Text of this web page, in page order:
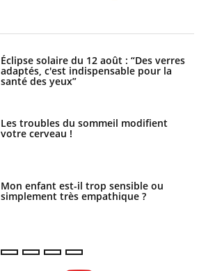
Éclipse solaire du 12 août : “Des verres
adaptés, c'est indispensable pour la
santé des yeux”
Les troubles du sommeil modifient
votre cerveau !
Mon enfant est-il trop sensible ou
simplement très empathique ?